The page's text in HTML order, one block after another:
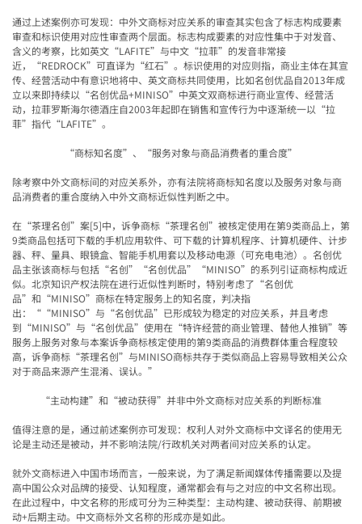
通过上述案例亦可发现：中外文商标对应关系的审查其实包含了标志构成要素
审查和标识使用对应性审查两个层面。标志构成要素的对应性集中于对发音、
含义的考察，比如英文“LAFITE”与中文“拉菲”的发音非常接
近，“REDROCK”可直译为“红石”。标识使用的对应则指，商业主体在其宣
传、经营活动中有意识地将中、英文商标共同使用，比如名创优品自2013年成
立以来即持续以“名创优品+MINISO”中英文双商标进行商业宣传、经营活
动，拉菲罗斯海尔德酒庄自2003年起即在销售和宣传行为中逐渐统一以“拉
菲”指代“LAFITE”。
“商标知名度”、“服务对象与商品消费者的重合度”
除考察中外文商标间的对应关系外，亦有法院将商标知名度以及服务对象与商
品消费者的重合度纳入中外文商标近似性判断之中。
在“茶理名创”案[5]中，诉争商标“茶理名创”被核定使用在第9类商品上，第
9类商品包括可下载的手机应用软件、可下载的计算机程序、计算机硬件、计步
器、秤、量具、眼镜盒、智能手机用套以及移动电源（可充电电池）。名创优
品主张该商标与包括“名创”“名创优品”“MINISO”的系列引证商标构成近
似。北京知识产权法院在进行近似性判断时，特别考虑了“名创优
品”和“MINISO”商标在特定服务上的知名度，判决指
出：““MINISO”与“名创优品”已形成较为稳定的对应关系，并且考虑
到“MINISO”与“名创优品”使用在“特许经营的商业管理、替他人推销”等
服务上服务对象与本案诉争商标核定使用的第9类商品的消费群体重合程度较
高，诉争商标“茶理名创”与MINISO商标共存于类似商品上容易导致相关公众
对于商品来源产生混淆、误认。”
“主动构建”和“被动获得”并非中外文商标对应关系的判断标准
值得注意的是，通过前述案例亦可发现：权利人对外文商标中文译名的使用无
论是主动还是被动，并不影响法院/行政机关对两者间对应关系的认定。
就外文商标进入中国市场而言，一般来说，为了满足新闻媒体传播需要以及提
高中国公众对品牌的接受、认知程度，通常都会有与之对应的中文名称出现。
在此过程中，中文名称的形成可分为三种类型：主动构建、被动获得、前期被
动+后期主动。中文商标外文名称的形成亦是如此。